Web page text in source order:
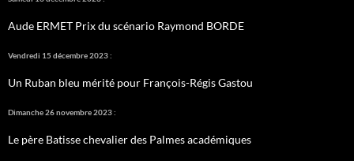
Aude ERMET Prix du scénario Raymond BORDE
Vendredi 15 décembre 2023 :
Un Ruban bleu mérité pour François-Régis Gastou
Dimanche 26 novembre 2023 :
Le père Batisse chevalier des Palmes académiques